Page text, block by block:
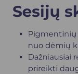
Sesijų
Pigmentinių
nuo dėmių
Dažniausiai
prireikti